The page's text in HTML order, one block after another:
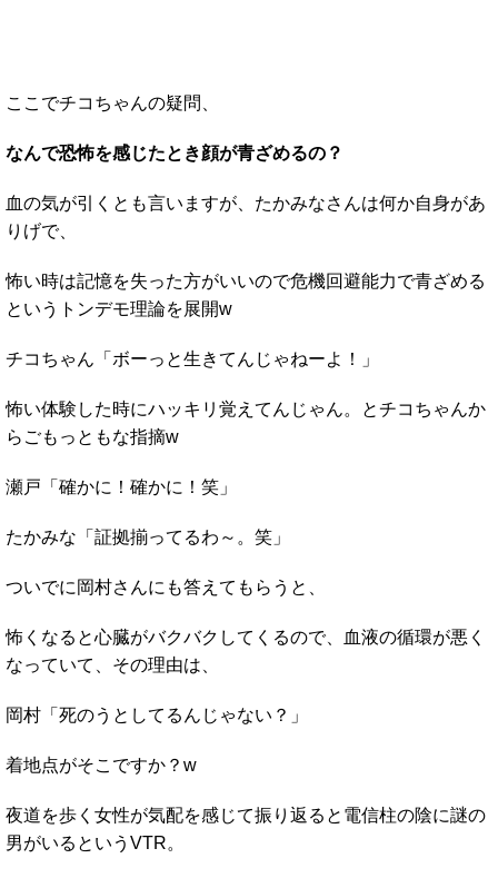
ここでチコちゃんの疑問、
なんで恐怖を感じたとき顔が青ざめるの？
血の気が引くとも言いますが、たかみなさんは何か自身があ
りげで、
怖い時は記憶を失った方がいいので危機回避能力で青ざめる
というトンデモ理論を展開w
チコちゃん「ボーっと生きてんじゃねーよ！」
怖い体験した時にハッキリ覚えてんじゃん。とチコちゃんか
らごもっともな指摘w
瀬戸「確かに！確かに！笑」
たかみな「証拠揃ってるわ～。笑」
ついでに岡村さんにも答えてもらうと、
怖くなると心臓がバクバクしてくるので、血液の循環が悪く
なっていて、その理由は、
岡村「死のうとしてるんじゃない？」
着地点がそこですか？w
夜道を歩く女性が気配を感じて振り返ると電信柱の陰に謎の
男がいるというVTR。